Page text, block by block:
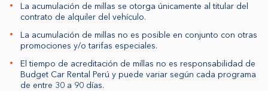
La acumulación de millas se otorga únicamente al titular del
contrato de alquiler del vehículo.
La acumulación de millas no es posible en conjunto con otras
promociones y/o tarifas especiales.
El tiempo de acreditación de millas no es responsabilidad de
Budget Car Rental Perú y puede variar según cada programa
de entre 30 a 90 días.